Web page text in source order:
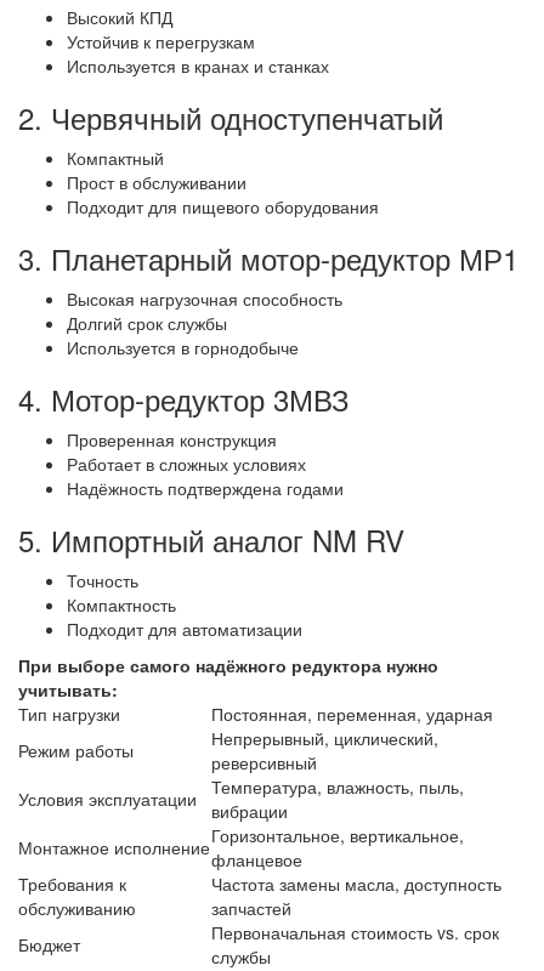
Высокий КПД
Устойчив к перегрузкам
Используется в кранах и станках
2. Червячный одноступенчатый
Компактный
Прост в обслуживании
Подходит для пищевого оборудования
3. Планетарный мотор-редуктор МР1
Высокая нагрузочная способность
Долгий срок службы
Используется в горнодобыче
4. Мотор-редуктор 3МВЗ
Проверенная конструкция
Работает в сложных условиях
Надёжность подтверждена годами
5. Импортный аналог NM RV
Точность
Компактность
Подходит для автоматизации
При выборе самого надёжного редуктора нужно
учитывать:
Тип нагрузки
Постоянная, переменная, ударная
Режим работы
Непрерывный, циклический,
реверсивный
Условия эксплуатации
Температура, влажность, пыль,
вибрации
Монтажное исполнениеГоризонтальное, вертикальное,
фланцевое
Требования к
обслуживанию
Частота замены масла, доступность
запчастей
Бюджет
Первоначальная стоимость vs. срок
службы